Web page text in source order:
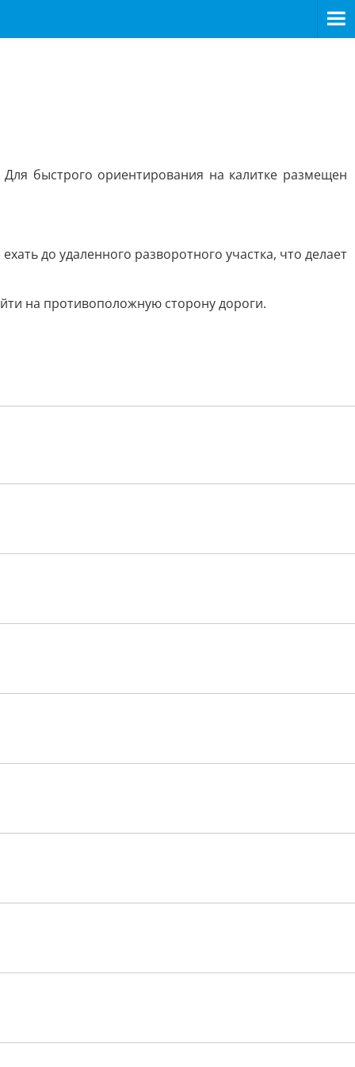
быстрого ориентирования на калитке размещен
до удаленного разворотного участка, что делает
на противоположную сторону дороги.